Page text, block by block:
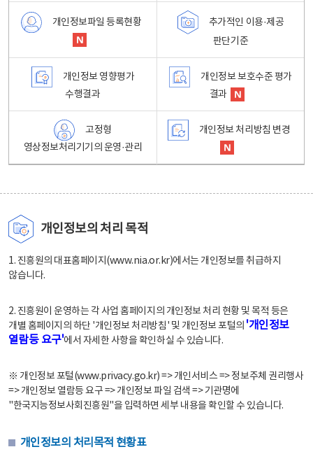
개인정보파일 등록현황
추가적인 이용·제공
판단기준
개인정보 영향평가
수행결과
개인정보 보호수준 평가
결과
고정형
영상정보처리기기의 운영·관리
개인정보 처리방침 변경
개인정보의 처리 목적
1. 진흥원의 대표홈페이지(www.nia.or.kr)에서는 개인정보를 취급하지
않습니다.
2. 진흥원이 운영하는 각 사업 홈페이지의 개인정보 처리 현황 및 목적 등은
개별 홈페이지의 하단 '개인정보 처리방침' 및 개인정보 포털의 '개인정보
열람등 요구'에서 자세한 사항을 확인하실 수 있습니다.
※ 개인정보 포털(www.privacy.go.kr) => 개인서비스 => 정보주체 권리행사
=> 개인정보 열람등 요구 => 개인정보 파일 검색 => 기관명에
"한국지능정보사회진흥원"을 입력하면 세부 내용을 확인할 수 있습니다.
개인정보의 처리목적 현황표